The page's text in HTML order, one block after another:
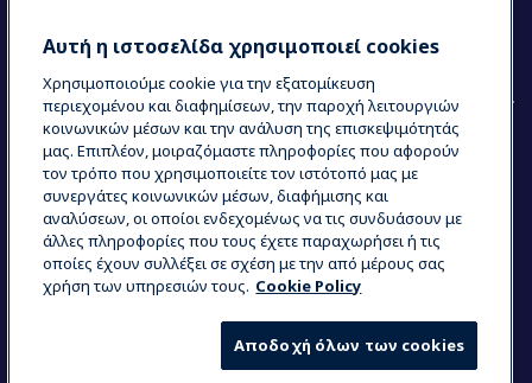
Electrolux Professional Ακαδημία Chef
COUNTRY AND LANGUAGE
Η ΕΠΙΛΟΓΉ ΣΑΣ: ΕΛΛΗΝΙΚΆ
Data Privacy Statement
Cookie Policy
Όροι και προϋποθέσεις
Αυτή η ιστοσελίδα χρησιμοποιεί cookies
Χρησιμοποιούμε cookie για την εξατομίκευση
περιεχομένου και διαφημίσεων, την παροχή λειτουργιών
κοινωνικών μέσων και την ανάλυση της επισκεψιμότητάς
μας. Επιπλέον, μοιραζόμαστε πληροφορίες που αφορούν
τον τρόπο που χρησιμοποιείτε τον ιστότοπό μας με
συνεργάτες κοινωνικών μέσων, διαφήμισης και
αναλύσεων, οι οποίοι ενδεχομένως να τις συνδυάσουν με
άλλες πληροφορίες που τους έχετε παραχωρήσει ή τις
οποίες έχουν συλλέξει σε σχέση με την από μέρους σας
χρήση των υπηρεσιών τους. Cookie Policy
Αποδοχή όλων των cookies